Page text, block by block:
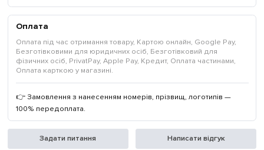
Оплата
Оплата під час отримання товару, Картою онлайн, Google Pay,
Безготівковими для юридичних осіб, Безготівковий для
фізичних осіб, PrivatPay, Apple Pay, Кредит, Оплата частинами,
Оплата карткою у магазині.
👉 Замовлення з нанесенням номерів, прізвищ, логотипів —
100% передоплата.
Задати питання Написати відгук